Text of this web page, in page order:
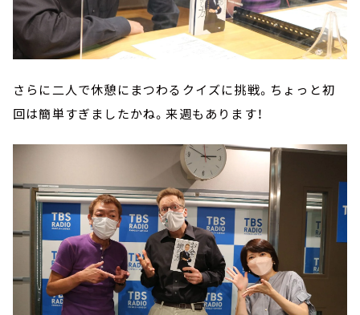
さらに二人で休憩にまつわるクイズに挑戦。ちょっと初
回は簡単すぎましたかね。来週もあります！